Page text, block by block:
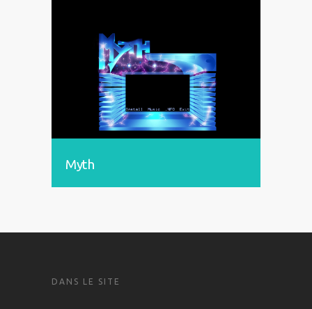
Myth
DANS LE SITE